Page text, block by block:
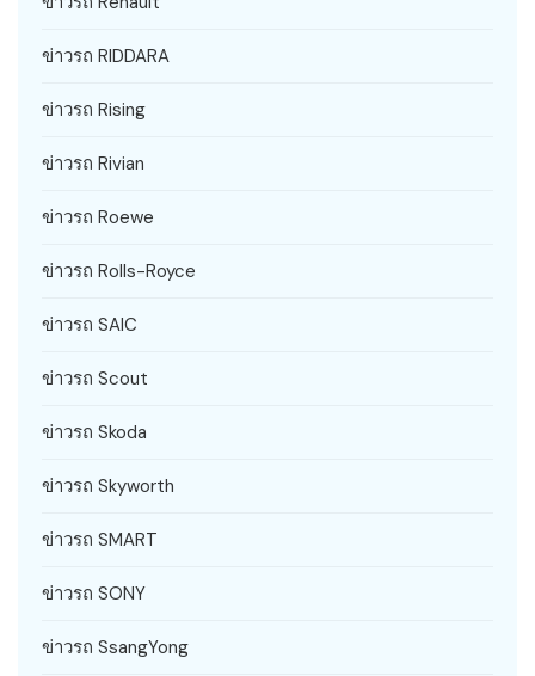
ข่าวรถ RIDDARA
ข่าวรถ Rising
ข่าวรถ Rivian
ข่าวรถ Roewe
ข่าวรถ Rolls-Royce
ข่าวรถ SAIC
ข่าวรถ Scout
ข่าวรถ Skoda
ข่าวรถ Skyworth
ข่าวรถ SMART
ข่าวรถ SONY
ข่าวรถ SsangYong